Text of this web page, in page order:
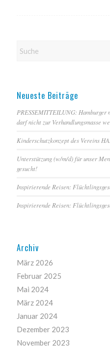
Neueste Beiträge
PRESSEMITTEILUNG:
darf nicht zur Verhandlungsmasse
Kinderschutzkonzept des Vereins
Unterstützung (w/m/d) für unser
gesucht!
Inspirierende Reisen:
Inspirierende Reisen:
Archiv
März 2026
Februar 2025
Mai 2024
März 2024
Januar 2024
Dezember 2023
November 2023